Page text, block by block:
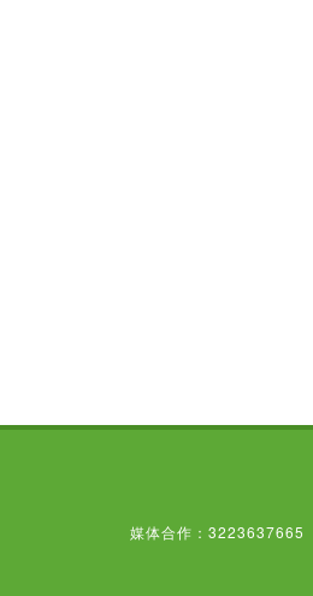
媒体合作：3223637665